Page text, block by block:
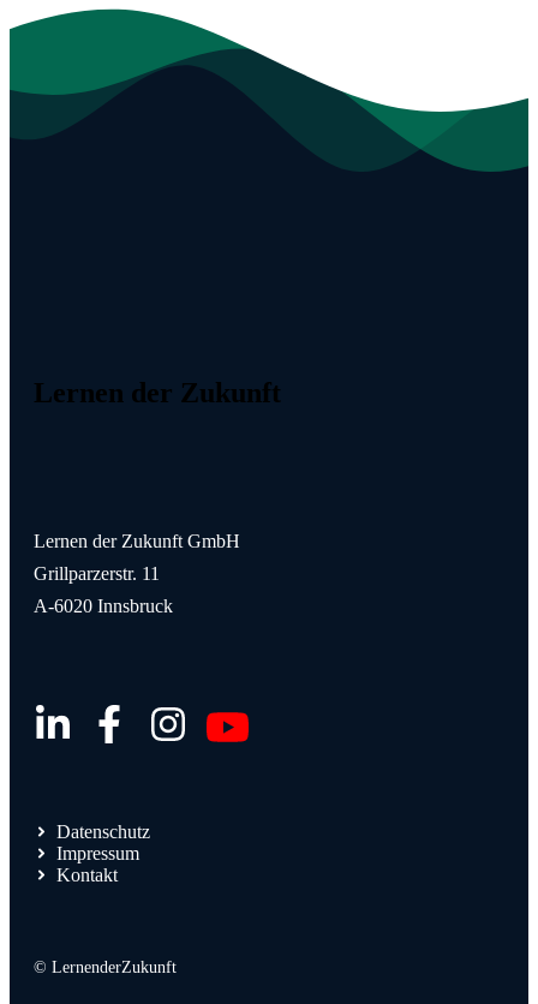
Lernen der Zukunft
Lernen der Zukunft GmbH
Grillparzerstr. 11
A-6020 Innsbruck
Datenschutz
Impressum
Kontakt
© LernenderZukunft